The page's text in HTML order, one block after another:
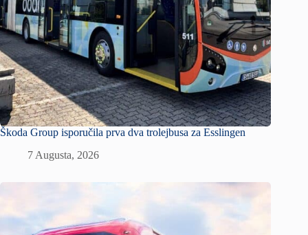
Škoda Group isporučila prva dva trolejbusa za Esslingen
7 Augusta, 2026